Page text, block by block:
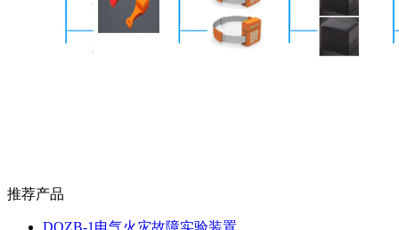
推荐产品
DQZB-1电气火灾故障实验装置